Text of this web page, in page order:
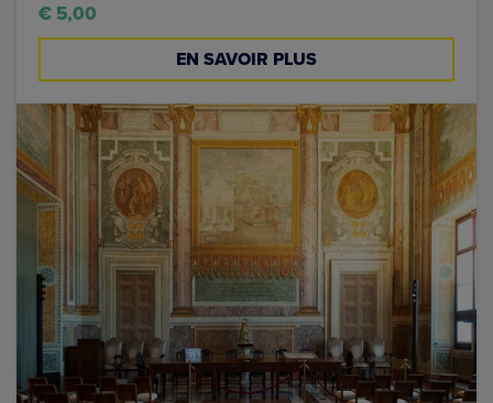
€ 5,00
EN SAVOIR PLUS